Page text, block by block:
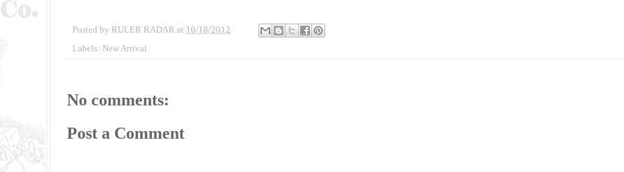
Posted by RULER RADAR at 10/18/2012
Labels: New Arrival
No comments:
Post a Comment